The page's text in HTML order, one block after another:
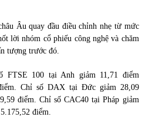
Âu quay đầu điều chỉnh nhẹ từ mức
lời nhóm cổ phiếu công nghệ và chăm
tượng trước đó.
FTSE 100 tại Anh giảm 11,71 điểm
Chỉ số DAX tại Đức giảm 28,09
điểm. Chỉ số CAC40 tại Pháp giảm
điểm.